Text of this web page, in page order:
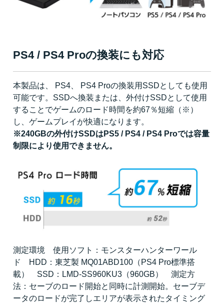
PS4 / PS4 Proの換装にも対応
本製品は、 PS4、 PS4 Proの換装用SSDとしても使用
可能です。SSDへ換装または、外付けSSDとして使用
することでゲームのロード時間を約67％短縮（※）
し、ゲームプレイが快適になります。
※240GBの外付けSSDはPS5 / PS4 / PS4 Proでは容量
制限により使用できません。
測定環境 使用ソフト：モンスターハンターワール
ド HDD：東芝製 MQ01ABD100（PS4 Pro標準搭
載） SSD：LMD-SS960KU3（960GB） 測定方
法：セーブのロード開始と同時に計測開始。セーブデ
ータのロードが完了しエリアが表示されたタイミング